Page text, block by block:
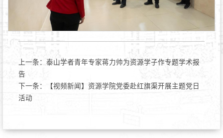
上一条： 泰山学者青年专家蒋力帅为资源学子作专题学术报
告
下一条：
【视频新闻】资源学院党委赴红旗渠开展主题党日
活动